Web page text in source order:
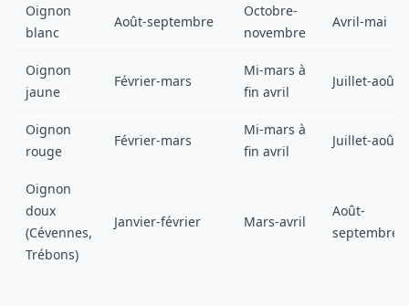
Oignon
blanc
Août-septembre
Octobre-
novembre
Avril-mai
Oignon
jaune
Février-mars
Mi-mars à
fin avril
Juillet-août
Oignon
rouge
Février-mars
Mi-mars à
fin avril
Juillet-août
Oignon
doux
(Cévennes,
Trébons)
Janvier-février Mars-avril
Août-
septembre